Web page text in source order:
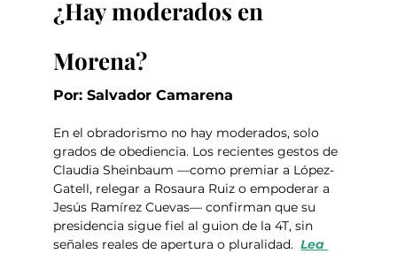
¿Hay moderados en
Morena?
Por: Salvador Camarena
En el obradorismo no hay moderados, solo
grados de obediencia. Los recientes gestos de
Claudia Sheinbaum —como premiar a López-
Gatell, relegar a Rosaura Ruiz o empoderar a
Jesús Ramírez Cuevas— confirman que su
presidencia sigue fiel al guion de la 4T, sin
señales reales de apertura o pluralidad. Lea